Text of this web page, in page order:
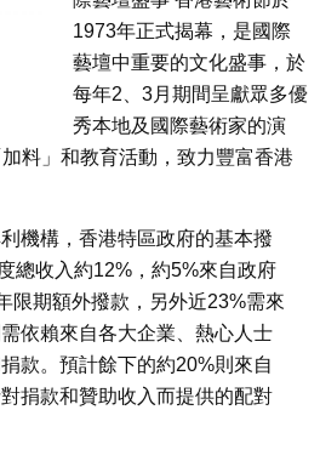
1973年正式揭幕，是國際
藝壇中重要的文化盛事，於
每年2、3月期間呈獻眾多優
秀本地及國際藝術家的演
料」和教育活動，致力豐富香港
機構，香港特區政府的基本撥
總收入約12%，約5%來自政府
限期額外撥款，另外近23%需來
依賴來自各大企業、熱心人士
款。預計餘下的約20%則來自
捐款和贊助收入而提供的配對